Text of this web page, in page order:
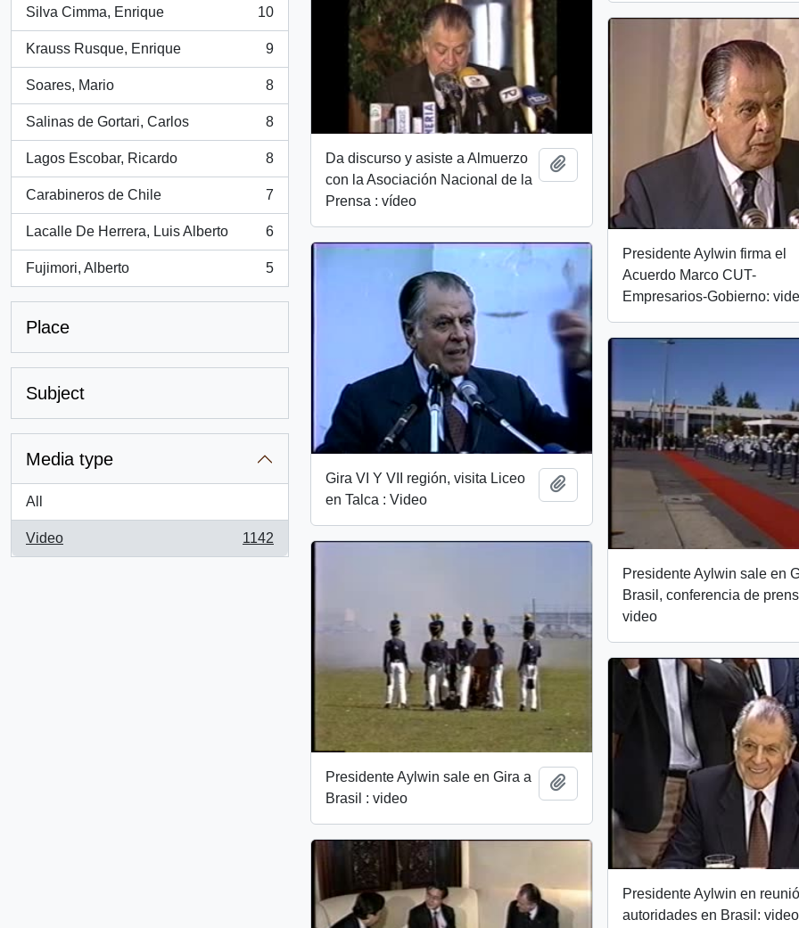
Silva Cimma, Enrique
, 10 results
10
Krauss Rusque, Enrique
, 9 results
9
Soares, Mario
, 8 results
8
Salinas de Gortari, Carlos
, 8 results
8
Lagos Escobar, Ricardo
, 8 results
8
Carabineros de Chile
, 7 results
7
Lacalle De Herrera, Luis Alberto
, 6 results
6
Fujimori, Alberto
, 5 results
5
Place
Subject
Media type
All
Video
, 1142 results
1142
Da discurso y asiste a Almuerzo
con la Asociación Nacional de la
Prensa : vídeo
Add to clipboard
Presidente Aylwin firma el
Acuerdo Marco CUT-
Empresarios-Gobierno:
Gira VI Y VII región, visita Liceo
en Talca : Video
Add to clipboard
Presidente Aylwin sale en
Brasil, conferencia de
video
Presidente Aylwin sale en Gira a
Brasil : video
Add to clipboard
Presidente Aylwin en
autoridades en Brasil: video